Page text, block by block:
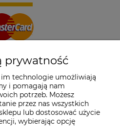
prywatność
technologie umożliwiają
i pomagają nam
potrzeb. Możesz
przez nas wszystkich
lub dostosować użycie
wybierając opcję